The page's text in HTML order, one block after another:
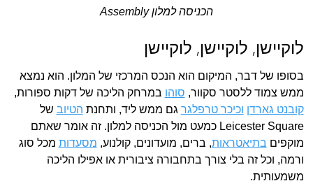
הכניסה למלון Assembly
לוקיישן, לוקיישן, לוקיישן
בסופו של דבר, המיקום הוא הנכס המרכזי של המלון. הוא נמצא
ממש צמוד ללסטר סקוור, סוהו במרחק הליכה של דקות ספורות,
קובנט גארדן וכיכר טרפלגר גם ממש ליד, ותחנת הטיוב של
Leicester Square כמעט מול הכניסה למלון. זה אומר שאתם
מוקפים בתיאטראות, ברים, מועדונים, קולנוע, מסעדות מכל סוג
ורמה, וכל זה בלי צורך בתחבורה ציבורית או אפילו הליכה
משמעותית.